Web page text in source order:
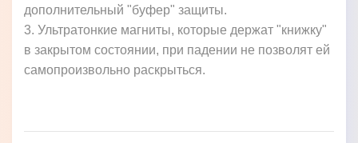
дополнительный "буфер" защиты.
3. Ультратонкие магниты, которые держат "книжку"
в закрытом состоянии, при падении не позволят ей
самопроизвольно раскрыться.